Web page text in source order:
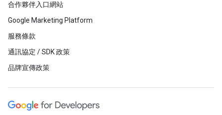
合作夥伴入口網站
Google Marketing Platform
服務條款
通訊協定 / SDK 政策
品牌宣傳政策